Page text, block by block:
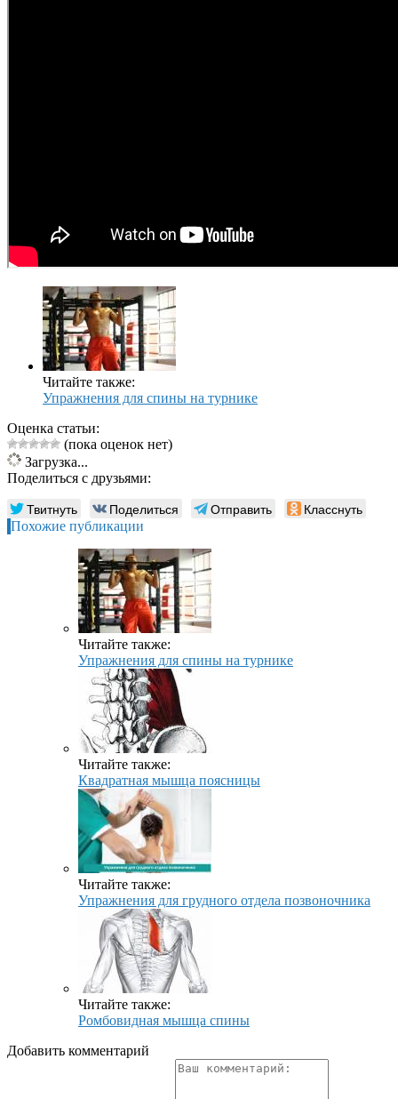
Читайте также:
Упражнения для спины на турнике
Оценка статьи:
(пока оценок нет)
Загрузка...
Поделиться с друзьями:
Твитнуть Поделиться Отправить Класснуть
Похожие публикации
Читайте также:
Упражнения для спины на турнике
Читайте также:
Квадратная мышца поясницы
Читайте также:
Упражнения для грудного отдела позвоночника
Читайте также:
Ромбовидная мышца спины
Добавить комментарий